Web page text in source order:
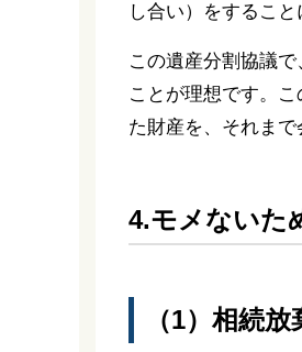
し合い）をすること
この遺産分割協議
ことが理想です。
た財産を、それま
4.モメないた
（1）相続